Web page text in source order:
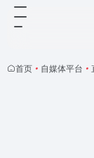
首页 • 自媒体平台 •